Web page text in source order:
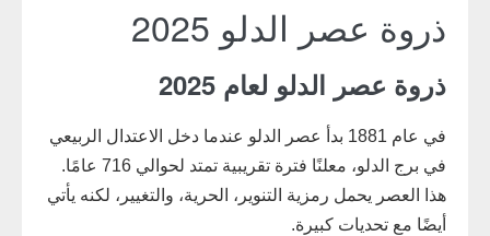
ذروة عصر الدلو 2025
ذروة عصر الدلو لعام 2025
في عام 1881 بدأ عصر الدلو عندما دخل الاعتدال الربيعي
في برج الدلو، معلنًا فترة تقريبية تمتد لحوالي 716 عامًا.
هذا العصر يحمل رمزية التنوير، الحرية، والتغيير، لكنه يأتي
أيضًا مع تحديات كبيرة.